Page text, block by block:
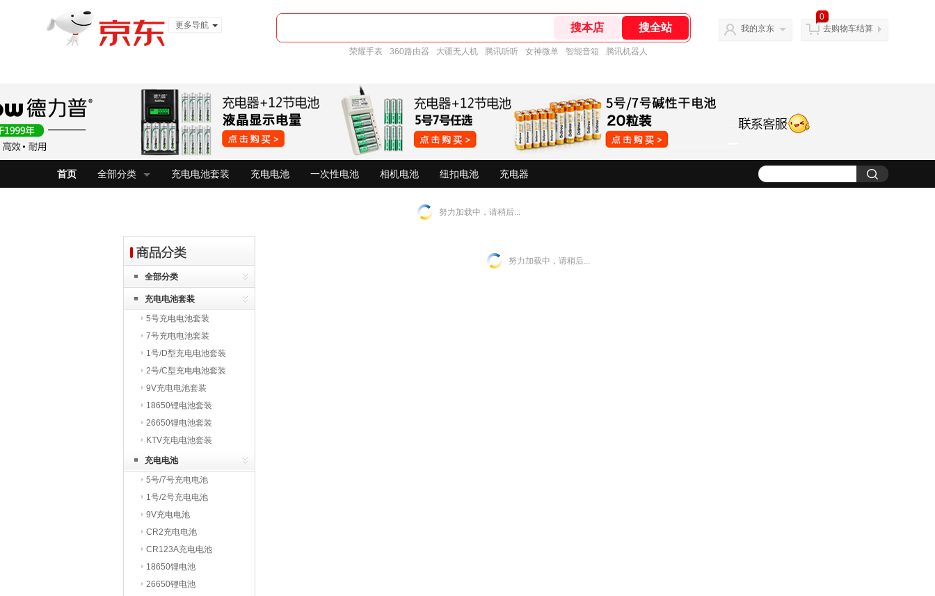
更多导航
荣耀手表 360路由器 大疆无人机 腾讯听听 女神微单 智能音箱 腾讯机器人
我的京东
0
去购物车结算
首页 全部分类 充电电池套装 充电电池 一次性电池 相机电池 纽扣电池 充电器
努力加载中，请稍后...
全部分类
充电电池套装
5号充电电池套装
7号充电电池套装
1号/D型充电电池套装
2号/C型充电电池套装
9V充电电池套装
18650锂电池套装
26650锂电池套装
KTV充电电池套装
充电电池
5号/7号充电电池
1号/2号充电电池
9V充电电池
CR2充电电池
CR123A充电电池
18650锂电池
26650锂电池
努力加载中，请稍后...